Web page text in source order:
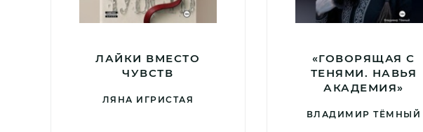
ЛАЙКИ ВМЕСТО
ЧУВСТВ
ЛЯНА ИГРИСТАЯ
«ГОВОРЯЩАЯ С
ТЕНЯМИ. НАВЬЯ
АКАДЕМИЯ»
ВЛАДИМИР ТЁМНЫЙ